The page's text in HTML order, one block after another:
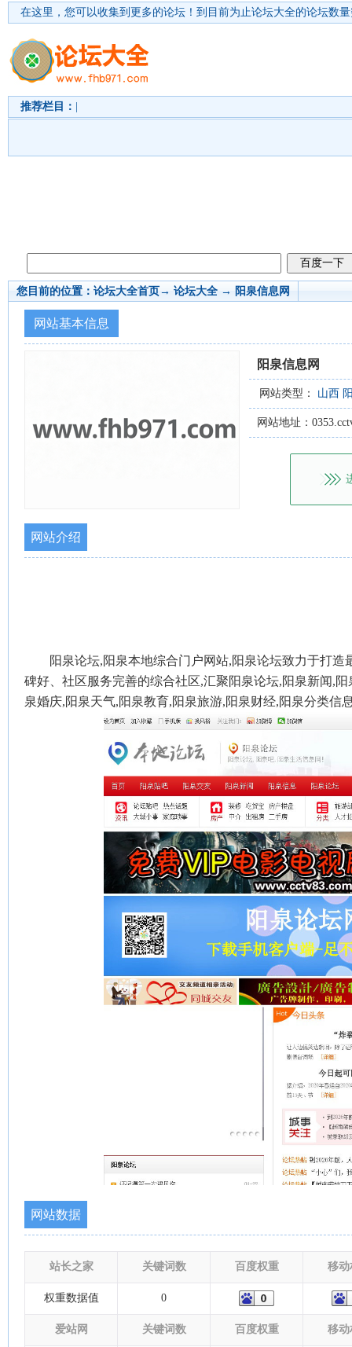
在这里，您可以收集到更多的论坛！ 到目前为止论坛大全的论坛数
推荐栏目：
您目前的位置： 论坛大全首页→ 论坛大全 → 阳泉信息网
网站基本信息
阳泉信息网
网站类型： 山西
网站地址：
网站介绍
阳泉论坛,阳泉本地综合门户网站,阳泉论坛致力于打
碑好、社区服务完善的综合社区,汇聚阳泉论坛,阳泉新闻,
泉婚庆,阳泉天气,阳泉教育,阳泉旅游,阳泉财经,阳泉分类信
网站数据
站长之家 关键词数 百度权重 移动
权重数据值 0
爱站网 关键词数 百度权重 移动